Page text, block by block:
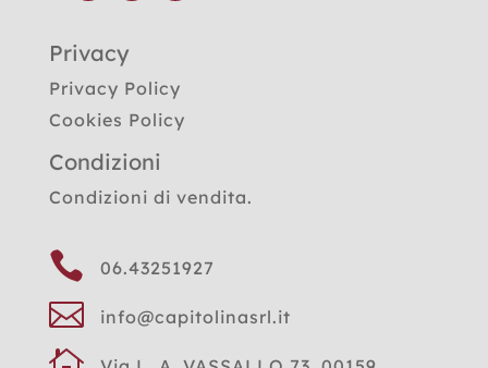
Privacy
Privacy Policy
Cookies Policy
Condizioni
Condizioni di vendita.
 06.43251927
 info@capitolinasrl.it